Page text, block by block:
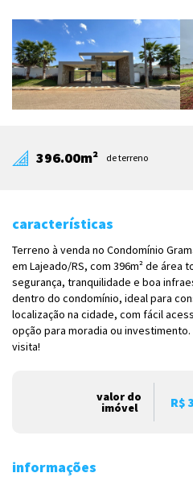
396.00m² de terreno
características
Terreno à venda no Condomínio
em Lajeado/RS, com 396m² de área
segurança, tranquilidade e boa
dentro do condomínio, ideal para
localização na cidade, com fácil
opção para moradia ou
visita!
valor do
imóvel R$
informações